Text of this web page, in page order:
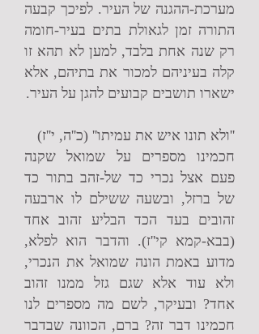
מערכת-ההגנה של העיר. לפיכך קבעה
התורה זמן לגאולת בתים בעיר-חומה
רק שנה אחת בלבד, למען לא תהא זו
קלה בעיניהם למכור את בתיהם, אלא
ישארו תושבים קבועים להגן על העיר.
''ולא תונו איש את עמיתו'' (כ''ה, י''ז)
חכמינו מספרים על שמואל שקנה
פעם אצל נכרי כד של-זהב בתור כד
של ברזל, ובשעה ששילם לו ארבעה
זהובים בעד הכד הבליע זהוב אחד
(בבא-קמא קי''ז). והדבר הוא לפלא,
מדוע באמת הונה שמואל את הנכרי,
ולא עוד אלא שגם גזל ממנו זהוב
אחד? ובעיקר, לשם מה מספרים לנו
חכמינו דבר זה? ברם, הכוונה שבדבר